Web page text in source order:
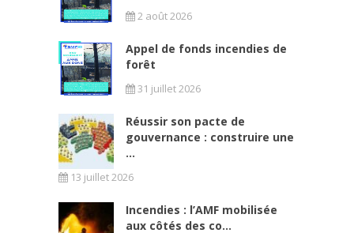
2 août 2026
Appel de fonds incendies de
forêt
31 juillet 2026
Réussir son pacte de
gouvernance : construire une
...
13 juillet 2026
Incendies : l’AMF mobilisée
aux côtés des co...